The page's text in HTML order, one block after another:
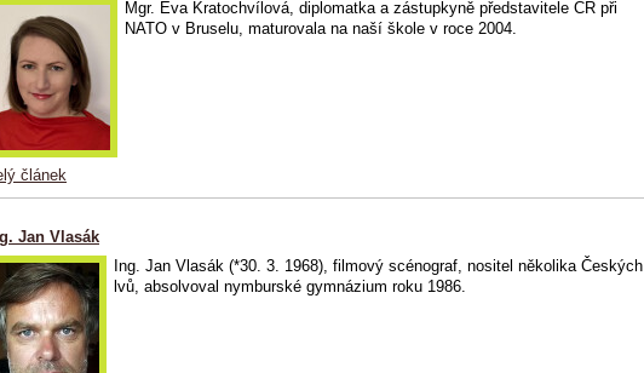
Mgr. Eva Kratochvílová, diplomatka a zástupkyně představitele ČR při
NATO v Bruselu, maturovala na naší škole v roce 2004.
článek
Jan Vlasák
Ing. Jan Vlasák (*30. 3. 1968), filmový scénograf, nositel několika Českých
lvů, absolvoval nymburské gymnázium roku 1986.